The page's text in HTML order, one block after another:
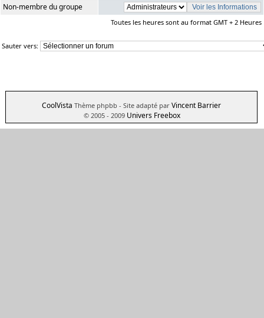
Non-membre du groupe
Toutes les heures sont au format GMT + 2 Heures
Sauter vers:
CoolVista Thème phpbb - Site adapté par Vincent Barrier
© 2005 - 2009 Univers Freebox